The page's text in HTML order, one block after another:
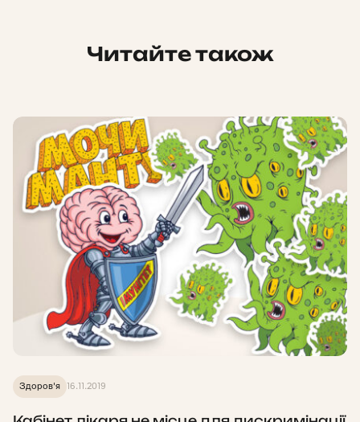
Читайте також
Здоров'я 16.11.2019